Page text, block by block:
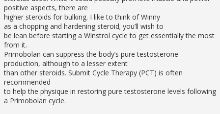
positive aspects, there are
higher steroids for bulking. I like to think of Winny
as a chopping and hardening steroid; you’ll wish to
be lean before starting a Winstrol cycle to get essentially the most
from it.
Primobolan can suppress the body’s pure testosterone
production, although to a lesser extent
than other steroids. Submit Cycle Therapy (PCT) is often
recommended
to help the physique in restoring pure testosterone levels following
a Primobolan cycle.